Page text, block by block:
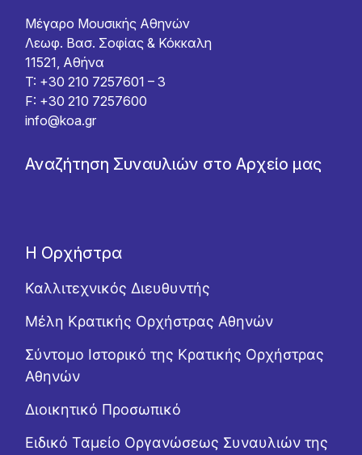
Μέγαρο Μουσικής Αθηνών
Λεωφ. Βασ. Σοφίας & Κόκκαλη
11521, Αθήνα
T: +30 210 7257601 – 3
F: +30 210 7257600
info@koa.gr
Αναζήτηση Συναυλιών στο Αρχείο μας
Η Ορχήστρα
Καλλιτεχνικός Διευθυντής
Μέλη Κρατικής Ορχήστρας Αθηνών
Σύντομο Ιστορικό της Κρατικής Ορχήστρας
Αθηνών
Διοικητικό Προσωπικό
Ειδικό Ταμείο Οργανώσεως Συναυλιών της